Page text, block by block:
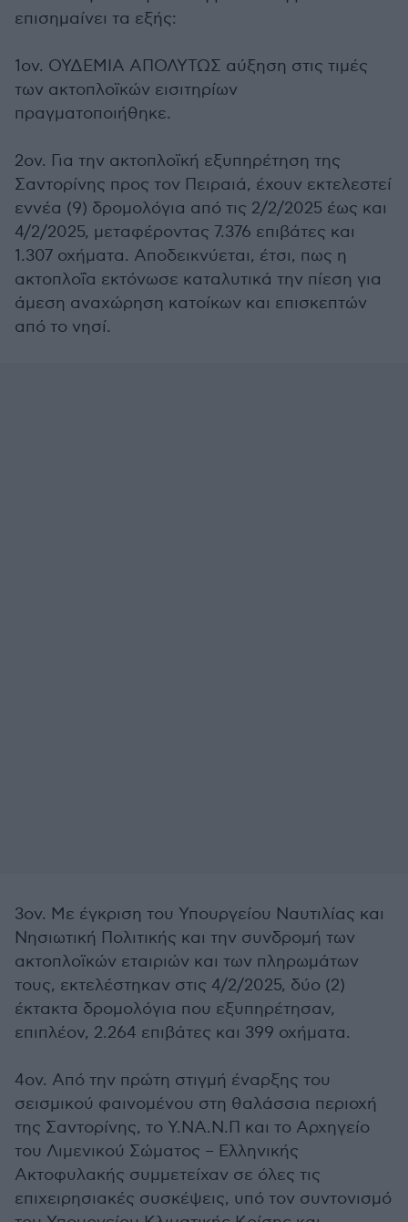
επισημαίνει τα εξής:
1ον. ΟΥΔΕΜΙΑ ΑΠΟΛΥΤΩΣ αύξηση στις τιμές
των ακτοπλοϊκών εισιτηρίων
πραγματοποιήθηκε.
2ον. Για την ακτοπλοϊκή εξυπηρέτηση της
Σαντορίνης προς τον Πειραιά, έχουν εκτελεστεί
εννέα (9) δρομολόγια από τις 2/2/2025 έως και
4/2/2025, μεταφέροντας 7.376 επιβάτες και
1.307 οχήματα. Αποδεικνύεται, έτσι, πως η
ακτοπλοΐα εκτόνωσε καταλυτικά την πίεση για
άμεση αναχώρηση κατοίκων και επισκεπτών
από το νησί.
3ον. Με έγκριση του Υπουργείου Ναυτιλίας και
Νησιωτική Πολιτικής και την συνδρομή των
ακτοπλοϊκών εταιριών και των πληρωμάτων
τους, εκτελέστηκαν στις 4/2/2025, δύο (2)
έκτακτα δρομολόγια που εξυπηρέτησαν,
επιπλέον, 2.264 επιβάτες και 399 οχήματα.
4ον. Από την πρώτη στιγμή έναρξης του
σεισμικού φαινομένου στη θαλάσσια περιοχή
της Σαντορίνης, το Υ.ΝΑ.Ν.Π και το Αρχηγείο
του Λιμενικού Σώματος – Ελληνικής
Ακτοφυλακής συμμετείχαν σε όλες τις
επιχειρησιακές συσκέψεις, υπό τον συντονισμό